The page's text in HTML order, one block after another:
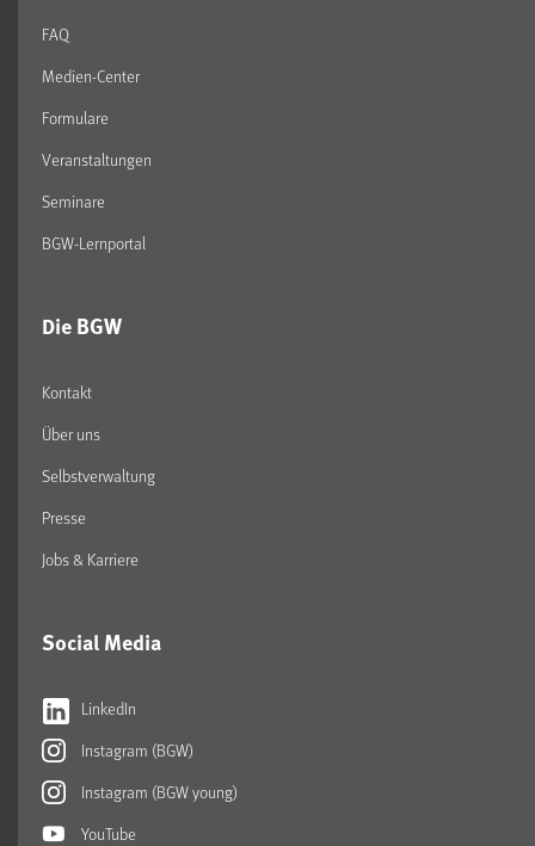
FAQ
Medien-Center
Formulare
Veranstaltungen
Seminare
BGW-Lernportal
Die BGW
Kontakt
Über uns
Selbstverwaltung
Presse
Jobs & Karriere
Social Media
LinkedIn
Instagram (BGW)
Instagram (BGW young)
YouTube